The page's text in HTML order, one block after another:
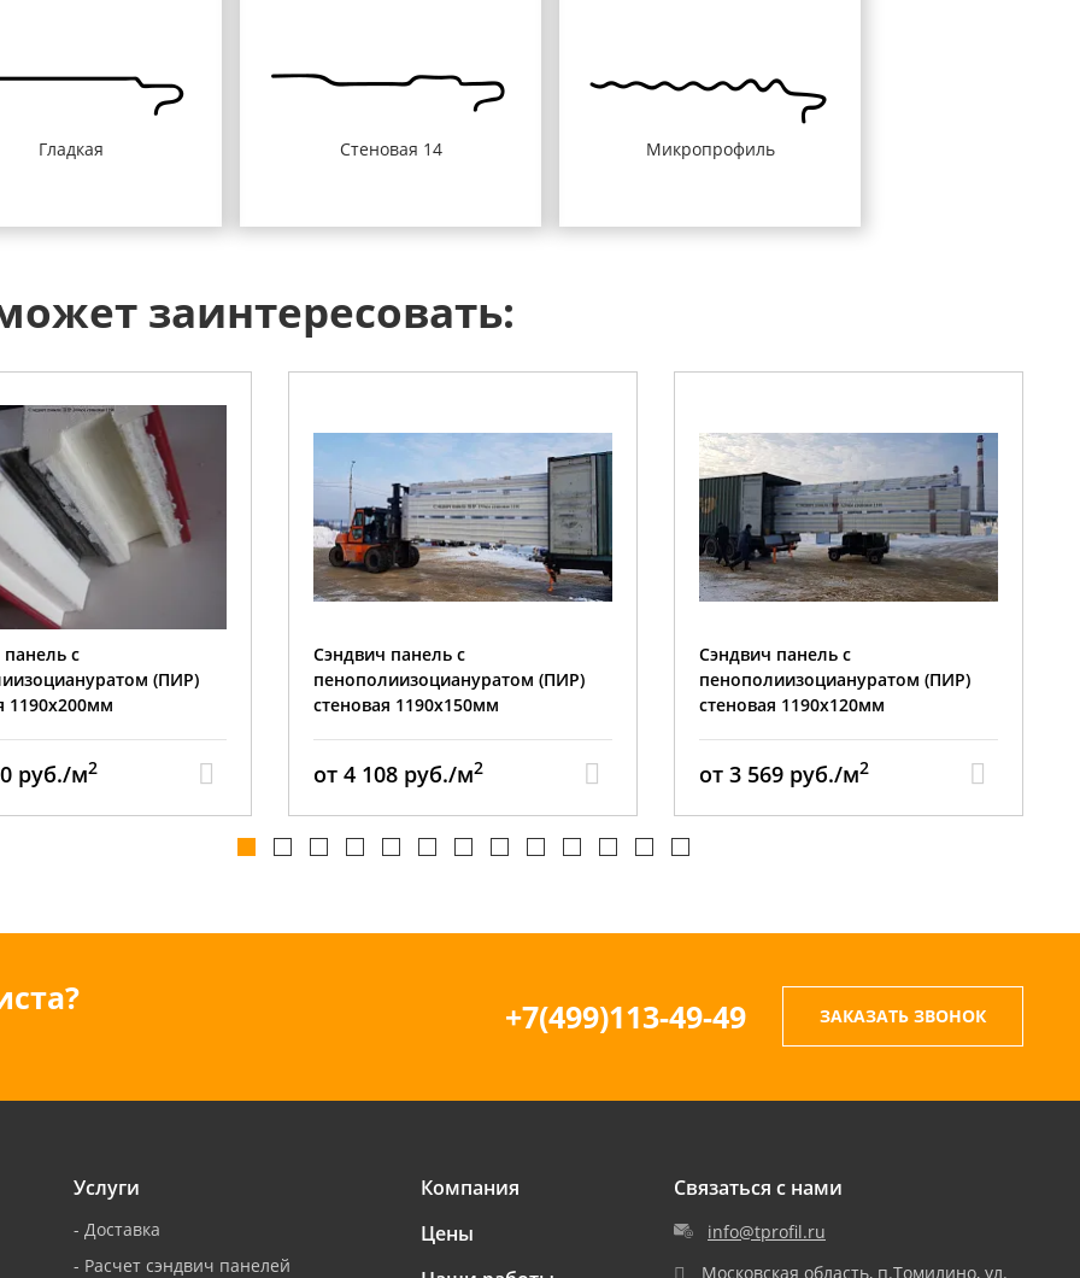
Гладкая Стеновая 14 Микропрофиль
заинтересовать:
с
(ПИР)
1190x150мм
руб./м2
Сэндвич панель с
пенополиизоциануратом (ПИР)
стеновая 1190x120мм
от 3 569 руб./м2
Сэндвич панель с
пенополиизоциануратом (ПИР)
стеновая 1190x80мм
от 2 942 руб./м2
+7(499)113-49-49 ЗАКАЗАТЬ ЗВОНОК
Услуги
-Доставка
- Расчет сэндвич панелей
Компания
Цены
Связаться с нами
info@tprofil.ru
Московская область, п.Томилино, ул.